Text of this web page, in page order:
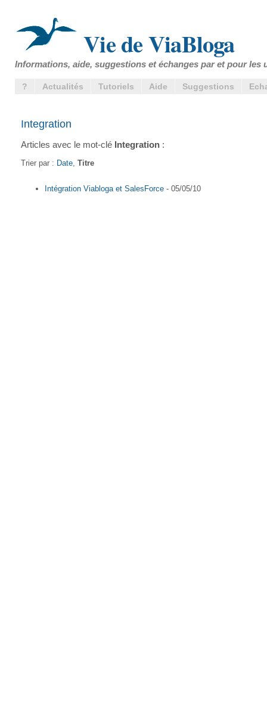
Vie de ViaBloga
Informations, aide, suggestions et échanges par et pour les
? Actualités Tutoriels Aide Suggestions
Integration
Articles avec le mot-clé Integration :
Trier par : Date Titre
Intégration Viabloga et SalesForce - 05/05/10